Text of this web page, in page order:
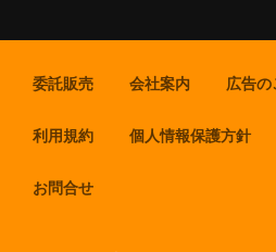
委託販売 会社案内 広告の
利用規約 個人情報保護方針
お問合せ